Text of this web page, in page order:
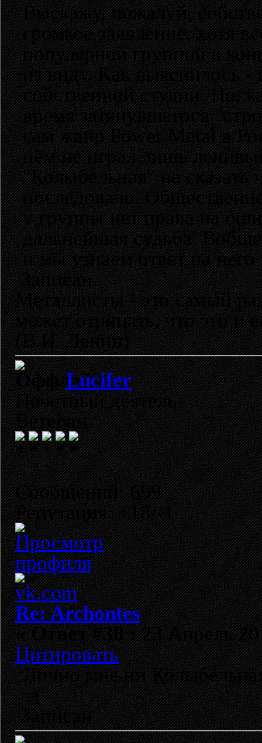
Выскажу, пожалуй,
громкое заявление, хотя
популярной группой в
из виду. Как выяснилось -
собственной студии. Но,
время затянувшегося
сам жанр Power Metal в
нём не играл лишь
"Колыбельная" не
последовало.
у группы нет права на
дальнейшая судьба.
и мы узнаем ответ на
Записан
Металлисты - это самый
может отрицать, что это и
(В.И. Ленин)
Lucifer
Почетный деятель
Ветеран
Сообщений: 699
Репутация: +18/-1
Re: Archontes
«Ответ #38 :23 Апрель
Цитировать
Лично мне ни
=(
Записан